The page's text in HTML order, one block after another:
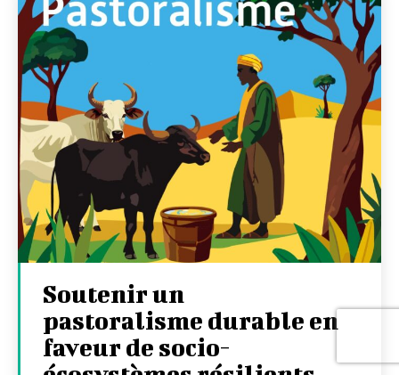
Soutenir un
pastoralisme durable en
faveur de socio-